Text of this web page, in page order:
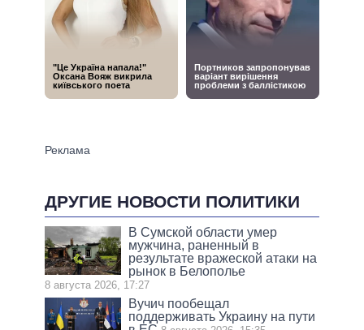
ДРУГИЕ НОВОСТИ ПОЛИТИКИ
В Сумской области умер
мужчина, раненный в
результате вражеской атаки на
рынок в Белополье
8 августа 2026, 17:27
Вучич пообещал
поддерживать Украину на пути